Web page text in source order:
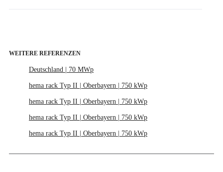
WEITERE REFERENZEN
Deutschland | 70 MWp
hema rack Typ II | Oberbayern | 750 kWp
hema rack Typ II | Oberbayern | 750 kWp
hema rack Typ II | Oberbayern | 750 kWp
hema rack Typ II | Oberbayern | 750 kWp